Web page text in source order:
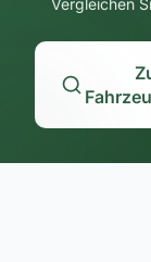
Vergleichen